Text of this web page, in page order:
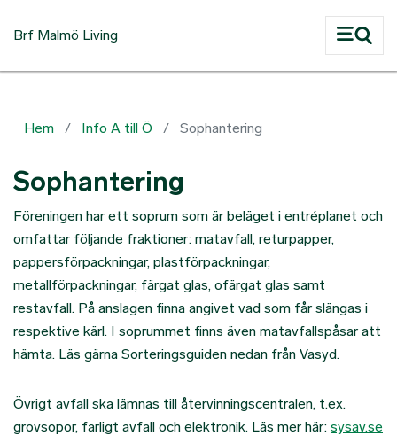
Brf Malmö Living
Hem Info A till Ö Sophantering
Sophantering
Föreningen har ett soprum som är beläget i entréplanet och
omfattar följande fraktioner: matavfall, returpapper,
pappersförpackningar, plastförpackningar,
metallförpackningar, färgat glas, ofärgat glas samt
restavfall. På anslagen finna angivet vad som får slängas i
respektive kärl. I soprummet finns även matavfallspåsar att
hämta. Läs gärna Sorteringsguiden nedan från Vasyd.
Övrigt avfall ska lämnas till återvinningscentralen, t.ex.
grovsopor, farligt avfall och elektronik. Läs mer här: sysav.se